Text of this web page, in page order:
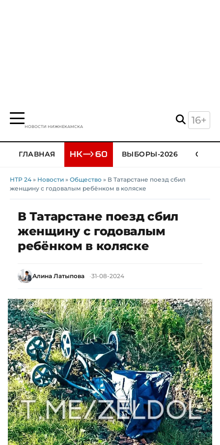
НОВОСТИ НИЖНЕКАМСКА
16+
ГЛАВНАЯ ВЫБОРЫ-2026
НТР 24 » Новости » Общество » В Татарстане поезд сбил
женщину с годовалым ребёнком в коляске
В Татарстане поезд сбил
женщину с годовалым
ребёнком в коляске
Алина Латыпова 31-08-2024